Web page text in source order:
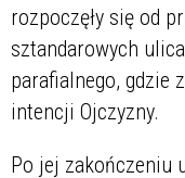
rozpoczęły się od
sztandarowych
parafialnego, gdzie
intencji Ojczyzny.
Po jej zakończeniu